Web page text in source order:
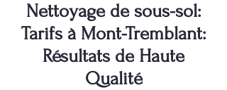
Nettoyage de sous-sol:
Tarifs à Mont-Tremblant:
Résultats de Haute
Qualité